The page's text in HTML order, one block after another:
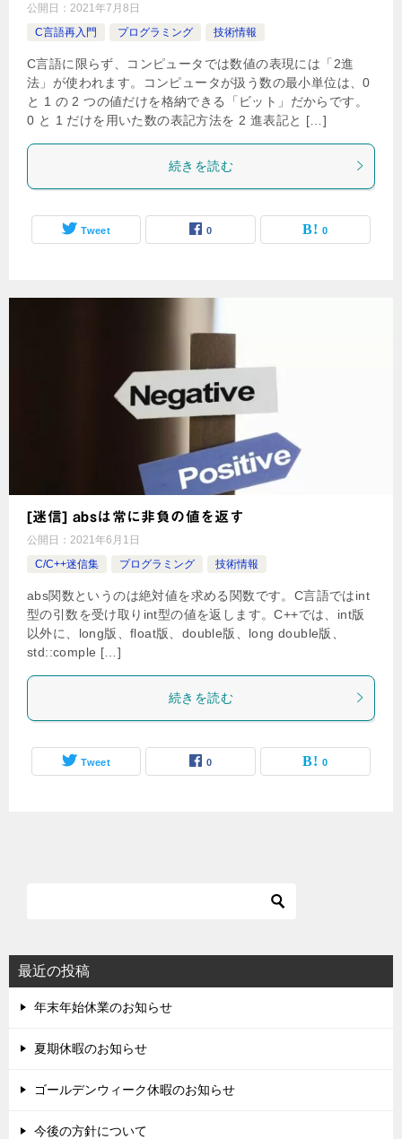
公開日： 2021年7月8日
C言語再入門
プログラミング 技術情報
C言語に限らず、コンピュータでは数値の表現には「2進
法」が使われます。コンピュータが扱う数の最小単位は、0
と 1 の 2 つの値だけを格納できる「ビット」だからです。
0 と 1 だけを用いた数の表記方法を 2 進表記と […]
続きを読む
Tweet 0 0
[迷信] absは常に非負の値を返す
公開日： 2021年6月1日
C/C++迷信集
プログラミング 技術情報
abs関数というのは絶対値を求める関数です。C言語ではint
型の引数を受け取りint型の値を返します。C++では、int版
以外に、long版、float版、double版、long double版、
std::comple […]
続きを読む
Tweet 0 0
最近の投稿
年末年始休業のお知らせ
夏期休暇のお知らせ
ゴールデンウィーク休暇のお知らせ
今後の方針について